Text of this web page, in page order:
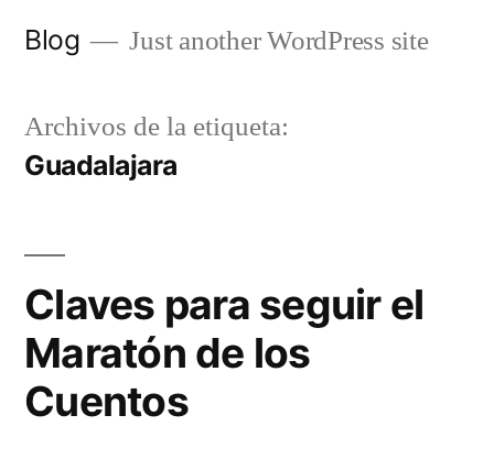
Blog Just another WordPress site
Archivos de la etiqueta:
Guadalajara
Claves para seguir el
Maratón de los
Cuentos